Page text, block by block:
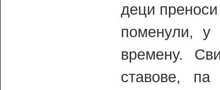
деци преноси
поменули, у
времену.
ставове,